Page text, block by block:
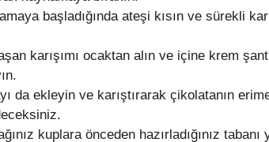
başladığında ateşi kısın ve sürekli
karışımı ocaktan alın ve içine krem
da ekleyin ve karıştırarak çikolatanın
kuplara önceden hazırladığınız